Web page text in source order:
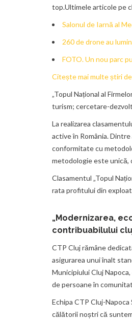
top.Ultimele articole pe
Salonul de Iarnă al
260 de drone au
FOTO. Un nou parc
Citește mai multe știri
„Topul Național al
turism; cercetare-
La realizarea
active în România.
conformitate cu
metodologie este unică,
Clasamentul „Topul
rata profitului din
„Modernizarea,
contribuabilului
CTP Cluj rămâne
asigurarea unui înalt
Municipiului Cluj
de persoane în
Echipa CTP Cluj-
călătorii noștri că